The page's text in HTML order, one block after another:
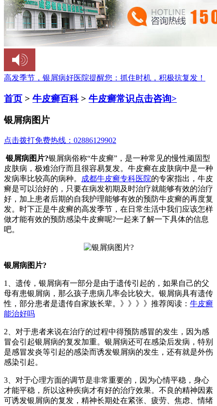
高发季节，银屑病好医院提醒您： 抓住时机，积极抗复发！
首页 > 牛皮癣百科> 牛皮癣常识点击咨询>
银屑病图片
点击拨打免费热线：02886129902
银屑病图片?银屑病俗称“牛皮癣”，是一种常见的慢性顽固型
皮肤病，极难治疗而且很容易复发。牛皮癣在皮肤病中是一种
发病率比较高的病种。
成都牛皮癣专科医院的专家指出，牛皮
癣是可以治好的，只要在病发初期及时治疗就能够有效的治疗
好，加上患者后期的自我护理能够有效的预防牛皮癣的再度复
发。时下正是牛皮癣的高发季节，在日常生活中我们应该怎样
做才能有效的预防感染牛皮癣呢?一起来了解一下具体的信息
吧。
银屑病图片?
1、遗传，银屑病有一部分是由于遗传引起的，如果自己的父
母有患银屑病，那么孩子患病几率会比较大。银屑病具有遗传
性，部分患者是遗传自家族长辈。》》》》推荐阅读： 牛皮癣
能治好吗
2、对于患者来说在治疗的过程中得预防感冒的发生，因为感
冒会引起银屑病的复发加重。银屑病还可在感染后发病，特别
是感冒发炎等引起的感染而诱发银屑病的发生，还有就是外伤
感染引起。
3、对于心理方面的调节是非常重要的，因为心情平稳，身心
才能平稳，所以这种疾病才有好的治疗效果。不良的精神因素
可诱发银屑病的复发，精神长期处在紧张、疲劳、焦虑、情绪